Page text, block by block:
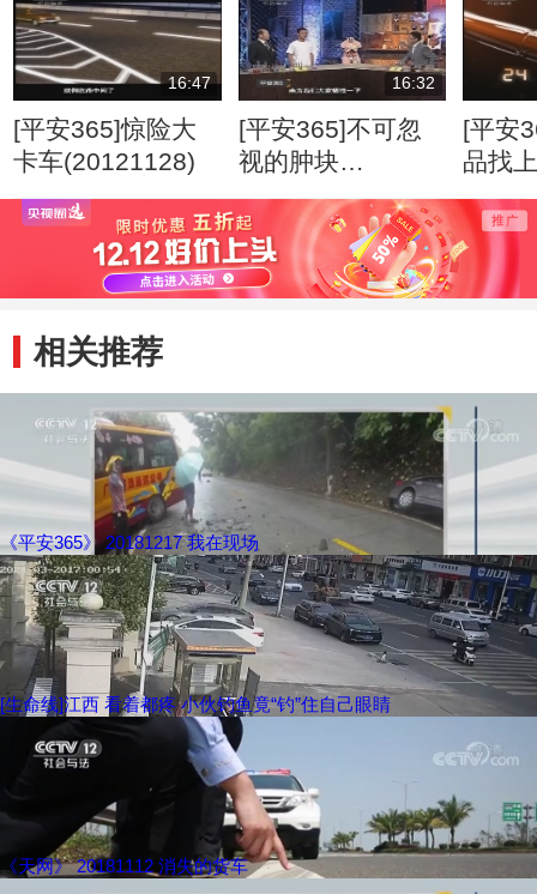
16:47
[平安365]惊险大
卡车(20121128)
16:32
[平安365]不可忽
视的肿块
(20120807)
[平安
品找
相关推荐
《平安365》 20181217 我在现场
[生命线]江西 看着都疼 小伙钓鱼竟“钓”住自己眼睛
《天网》 20181112 消失的货车